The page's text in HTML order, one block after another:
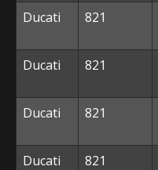
Ducati
821
Ducati 821
Ducati 821
Ducati 821